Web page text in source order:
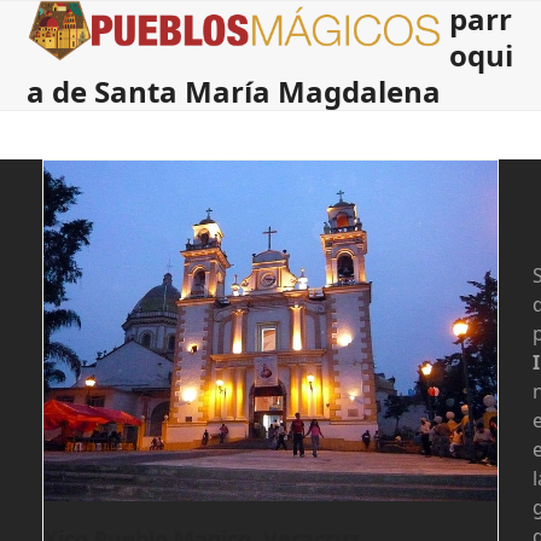
SkipOpen
mobile
menu
Close
mobile
menu
parr
oqui
a de Santa María Magdalena